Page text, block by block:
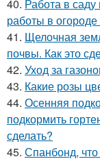
40. Работа в
работы в
41. Щелочная
почвы. Как это
42. Уход за
43. Какие розы
44. Осенняя
подкормить
сделать?
45. Спанбонд,